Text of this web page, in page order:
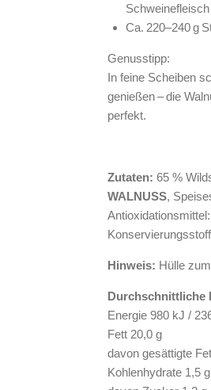
Schweinefleisch
Ca. 220–240 g
Genusstipp:
In feine Scheiben
genießen – die
perfekt.
Zutaten: 65 %
WALNUSS,
Hinweis: Hülle
Durchschnittliche
Energie 980 kJ /
Fett 20,0 g
davon gesättigte
Kohlenhydrate 1,5 g